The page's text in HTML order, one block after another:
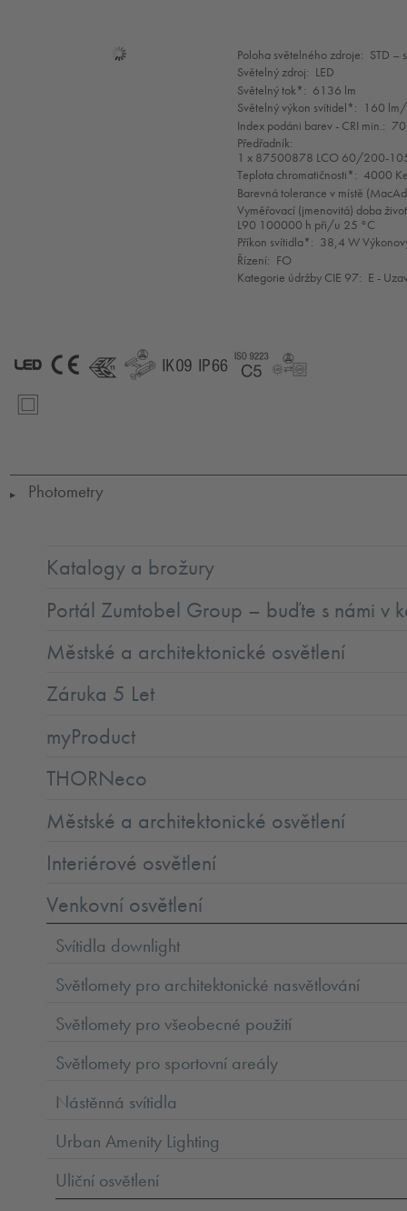
Mode
selection
Poloha světelného zdroje: STD –
Světelný zdroj: LED
Světelný tok*: 6136 lm
Světelný výkon svítidel*: 160
Index podáni barev - CRI min.: 70
Předřadník:
1 x 87500878 LCO 60/200-
Teplota chromatičnosti*: 4000
Barevná tolerance v místě
Vyměřovací (jmenovitá) doba
L90 100000 h při/u 25 °C
Příkon svítidla*: 38,4 W
Řízení: FO
Kategorie údržby CIE 97: E -
▶ Photometry
Katalogy a brožury
Portál Zumtobel Group – buďte s námi v
Městské a architektonické osvětlení
Záruka 5 Let
myProduct
THORNeco
Městské a architektonické osvětlení
Interiérové osvětlení
Venkovní osvětlení
Svítidla downlight
Světlomety pro architektonické nasvětlování
Světlomety pro všeobecné použití
Světlomety pro sportovní areály
Nástěnná svítidla
Urban Amenity Lighting
Uliční osvětlení